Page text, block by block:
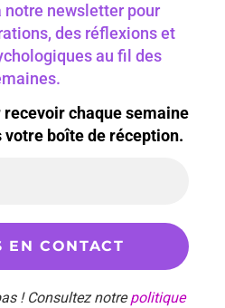
notre newsletter pour
des réflexions et
au fil des
chaque semaine
votre boîte de réception.
! Consultez notrepolitique